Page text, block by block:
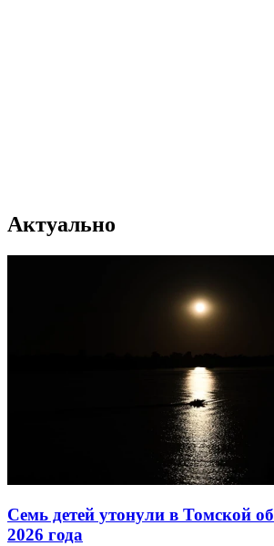
Актуально
Семь детей утонули в Томской
2026 года